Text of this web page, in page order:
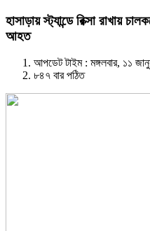
হাসাড়ায় স্ট্যান্ডে রিক্সা রাখায়
আহত
আপডেট টাইম : মঙ্গলবার, ১১
৮৪৭ বার পঠিত